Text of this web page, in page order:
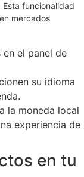
funcionalidad
mercados
el panel de
su idioma
la moneda local
experiencia de
en tu